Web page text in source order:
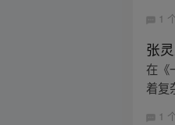
1
张
在《
着复
1